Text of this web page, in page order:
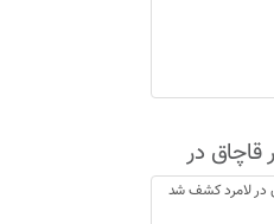
قاچاق در